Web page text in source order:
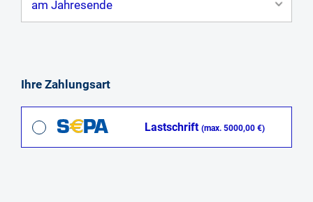
Ihre Zahlungsart
Lastschrift (max. 5000,00 €)